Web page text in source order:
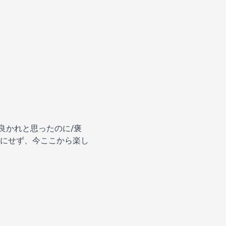
かれと思ったのに/褒
せず、今ここから楽し